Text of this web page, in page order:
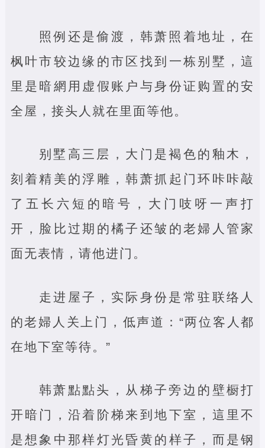
照例还是偷渡，韩萧照着地址，在
枫叶市较边缘的市区找到一栋别墅，這
里是暗網用虚假账户与身份证购置的安
全屋，接头人就在里面等他。
别墅高三层，大门是褐色的釉木，
刻着精美的浮雕，韩萧抓起门环咔咔敲
了五长六短的暗号，大门吱呀一声打
开，脸比过期的橘子还皱的老婦人管家
面无表情，请他进门。
走进屋子，实际身份是常驻联络人
的老婦人关上门，低声道：“两位客人都
在地下室等待。”
韩萧點點头，从梯子旁边的壁橱打
开暗门，沿着阶梯来到地下室，這里不
是想象中那样灯光昏黄的样子，而是钢